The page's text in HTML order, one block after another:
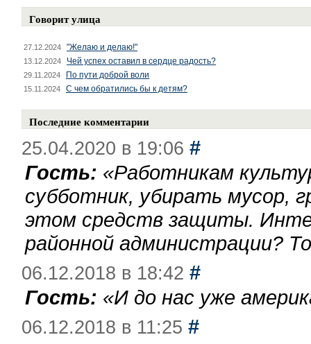
Говорит улица
27.12.2024 "Желаю и делаю!"
13.12.2024 Чей успех оставил в сердце радость?
29.11.2024 По пути доброй воли
15.11.2024 С чем обратились бы к детям?
Последние комментарии
25.04.2020 в 19:06 #
Гость: «Работникам
субботник, убирать мусор,
этом средств защиты.
районной администрации?
06.12.2018 в 18:42 #
Гость: «И до нас уже
06.12.2018 в 11:25 #